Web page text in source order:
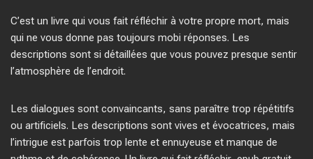
C’est un livre qui vous fait réfléchir à votre propre mort, mais
qui ne vous donne pas toujours mobi réponses. Les
descriptions sont si détaillées que vous pouvez presque sentir
l’atmosphère de l’endroit.
Les dialogues sont convaincants, sans paraître trop répétitifs
ou artificiels. Les descriptions sont vives et évocatrices, mais
l’intrigue est parfois trop lente et ennuyeuse et manque de